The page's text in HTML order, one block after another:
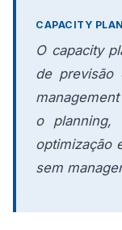
CAPACITY
O capacity
de previsão
o planning,
optimização
sem